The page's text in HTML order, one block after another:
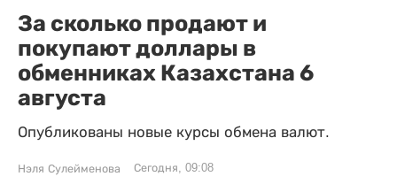
За сколько продают и
покупают доллары в
обменниках Казахстана 6
августа
Опубликованы новые курсы обмена валют.
Нэля Сулейменова Сегодня, 09:08